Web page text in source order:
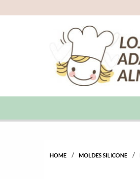
HOME MOLDES SILICONE